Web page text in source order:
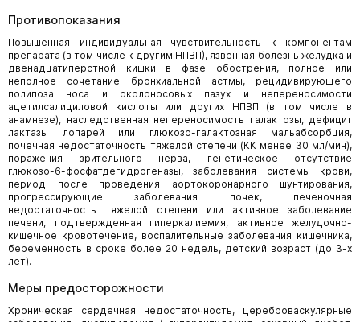
Противопоказания
Повышенная индивидуальная чувствительность к компонентам
препарата (в том числе к другим НПВП), язвенная болезнь желудка и
двенадцатиперстной кишки в фазе обострения, полное или
неполное сочетание бронхиальной астмы, рецидивирующего
полипоза носа и околоносовых пазух и непереносимости
ацетилсалициловой кислоты или других НПВП (в том числе в
анамнезе), наследственная непереносимость галактозы, дефицит
лактазы лопарей или глюкозо-галактозная мальабсорбция,
почечная недостаточность тяжелой степени (КК менее 30 мл/мин),
поражения зрительного нерва, генетическое отсутствие
глюкозо-6-фосфатдегидрогеназы, заболевания системы крови,
период после проведения аортокоронарного шунтирования,
прогрессирующие заболевания почек, печеночная
недостаточность тяжелой степени или активное заболевание
печени, подтвержденная гиперкалиемия, активное желудочно-
кишечное кровотечение, воспалительные заболевания кишечника,
беременность в сроке более 20 недель, детский возраст (до 3-х
лет).
Меры предосторожности
Хроническая сердечная недостаточность, цереброваскулярные